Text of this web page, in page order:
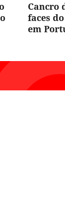
Cancro
faces
em